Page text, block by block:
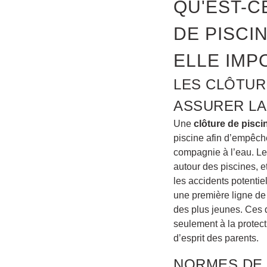
QU'EST-
DE
ELLE
LES
ASSURER
Une clôture de
piscine afin
compagnie à l’eau.
autour des piscines,
les accidents
une première ligne
des plus jeunes. Ces
seulement à la
d’esprit des parents.